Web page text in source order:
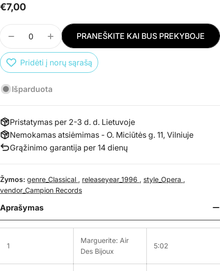
Įprasta
€7,00
Kiekis
SUMAŽINTI PREKĖS CD INESSA GALANTE -
PADIDINTI PREKĖS CD INESSA
PRANEŠKITE KAI BUS PREKYBOJE
Pridėti į norų sąrašą
Išparduota
Pristatymas per 2-3 d. d. Lietuvoje
Nemokamas atsiėmimas - O. Miciūtės g. 11, Vilniuje
Grąžinimo garantija per 14 dienų
Žymos: genre_Classical , releaseyear_1996 , style_Opera ,
vendor_Campion Records
Aprašymas
1
Marguerite: Air
Des Bijoux
5:02